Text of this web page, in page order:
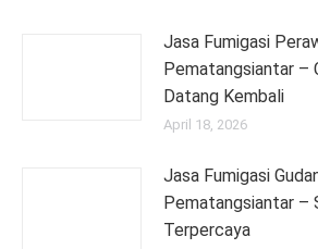
Jasa Fumigasi
Pematangsiantar –
Datang Kembali
April 18, 2026
Jasa Fumigasi
Pematangsiantar –
Terpercaya